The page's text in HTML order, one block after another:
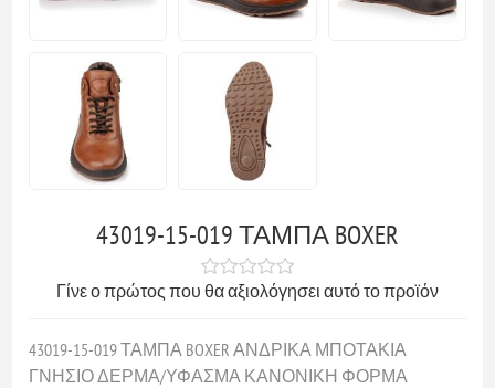
43019-15-019 ΤΑΜΠΑ BOXER
Γίνε ο πρώτος που θα αξιολόγησει αυτό το προϊόν
43019-15-019 ΤΑΜΠΑ BOXER ΑΝΔΡΙΚΑ ΜΠΟΤΑΚΙΑ
ΓΝΗΣΙΟ ΔΕΡΜΑ/ΥΦΑΣΜΑ ΚΑΝΟΝΙΚΗ ΦΟΡΜΑ